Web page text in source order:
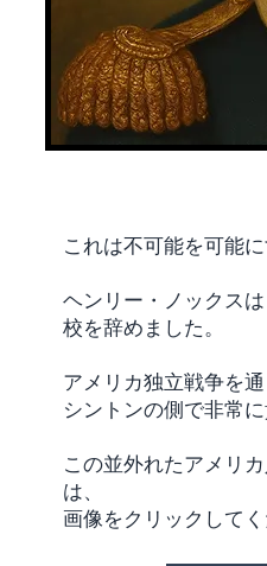
これは不可能を可能
ヘンリー・ノックス
校を辞めました。
アメリカ独立戦争を
シントンの側で非常
この並外れたアメリ
は、
画像をクリックしてく